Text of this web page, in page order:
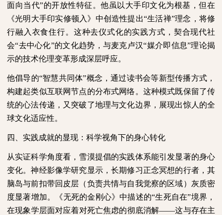
面向当代”的开放性特征。他虽以大手印文化为根基，但在
《光明大手印实修顿入》中创造性提出“生活禅”理念，将修
行融入衣食住行。这种去仪式化的实践方式，契合现代社
会“去中心化”的文化趋势，与麦克卢汉“媒介即信息”理论揭
示的技术伦理变革形成深层呼应。
他倡导的“智慧共同体”概念，通过读书会等新型传播方式，
构建起类似互联网节点的分布式网络。这种模式既保留了传
统的心法传递，又突破了地理与文化边界，展现出惊人的全
球文化适应性。
四、实践成就的显现：科学视角下的身心转化
从实证科学角度看，雪漠提倡的实践体系能引发显著的身心
变化。神经影像学研究显示，长期修习正念冥想的行者，其
脑岛与前扣带回皮层（负责共情与自我觉察的区域）灰质密
度显著增加。《无死的金刚心》中描述的“生死自在”境界，
在现象学层面对应着对死亡焦虑的彻底消解——这与存在主